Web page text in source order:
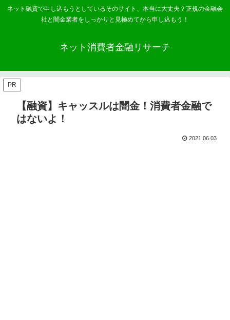
ネット融資で申し込もうとしているそのサイト、本当に大丈夫？正規の金融会
社と闇金業者をしっかりと見極めてから申し込もう！
ネット消費者金融リサーチ
PR
【融資】キャッスルは闇金！消費者金融で
はないよ！
2021.06.03